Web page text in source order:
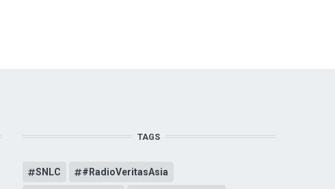
TAGS
SNLC #RadioVeritasAsia